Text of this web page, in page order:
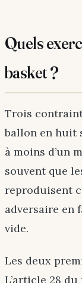
Quels
basket ?
Trois
ballon en huit
à moins d’un
souvent que
reproduisent
adversaire en
vide.
Les deux
L’article 28